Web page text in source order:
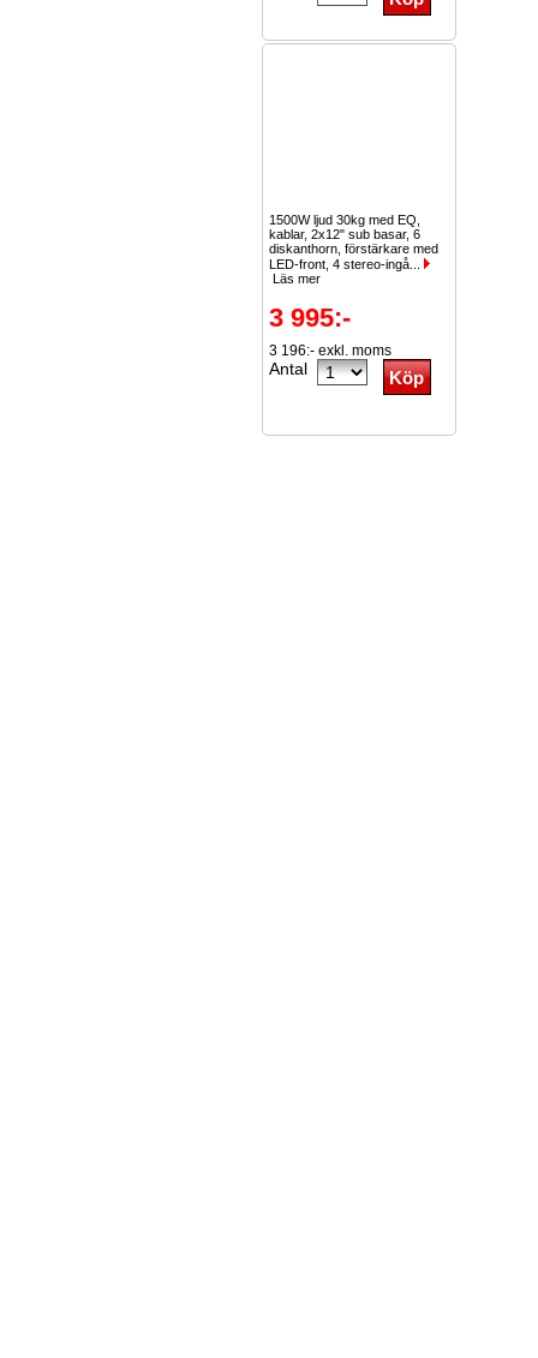
1500W ljud 30kg med EQ,
kablar, 2x12" sub basar, 6
diskanthorn, förstärkare med
LED-front, 4 stereo-ingå...
Läs mer
3 995:-
3 196:- exkl. moms
Antal